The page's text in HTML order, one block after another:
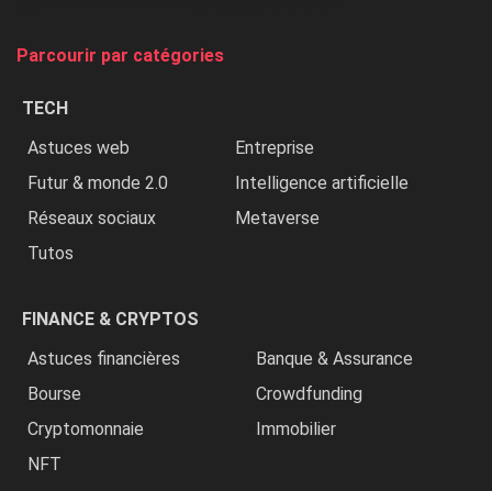
Parcourir par catégories
TECH
Astuces web
Entreprise
Futur & monde 2.0
Intelligence artificielle
Réseaux sociaux
Metaverse
Tutos
FINANCE & CRYPTOS
Astuces financières
Banque & Assurance
Bourse
Crowdfunding
Cryptomonnaie
Immobilier
NFT